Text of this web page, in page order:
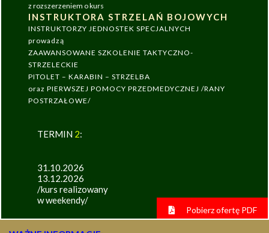
z rozszerzeniem o kurs
INSTRUKTORA STRZELAŃ BOJOWYCH
INSTRUKTORZY JEDNOSTEK SPECJALNYCH
prowadzą
ZAAWANSOWANE SZKOLENIE TAKTYCZNO-
STRZELECKIE
PITOLET – KARABIN – STRZELBA
oraz PIERWSZEJ POMOCY PRZEDMEDYCZNEJ /RANY
POSTRZAŁOWE/
TERMIN 2:
31.10.2026
13.12.2026
/kurs realizowany
w weekendy/
Pobierz ofertę PDF